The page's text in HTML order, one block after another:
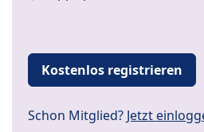
Kostenlos registrieren
Schon Mitglied? Jetzt